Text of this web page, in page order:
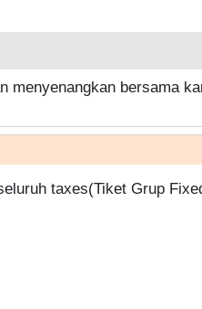
menyenangkan bersama
taxes(Tiket Grup